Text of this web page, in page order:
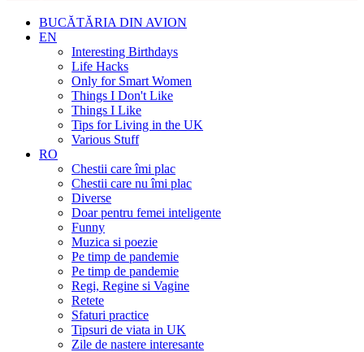
BUCĂTĂRIA DIN AVION
EN
Interesting Birthdays
Life Hacks
Only for Smart Women
Things I Don't Like
Things I Like
Tips for Living in the UK
Various Stuff
RO
Chestii care îmi plac
Chestii care nu îmi plac
Diverse
Doar pentru femei inteligente
Funny
Muzica si poezie
Pe timp de pandemie
Pe timp de pandemie
Regi, Regine si Vagine
Retete
Sfaturi practice
Tipsuri de viata in UK
Zile de nastere interesante